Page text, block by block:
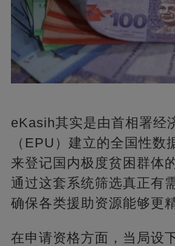
eKasih其实是由首相署经
（EPU）建立的全国性数
来登记国内极度贫困群体
通过这套系统筛选真正有
确保各类援助资源能够更
在申请资格方面，当局设